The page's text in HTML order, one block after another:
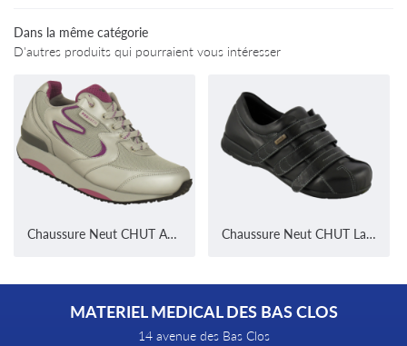
Avis
Contact
INSCRIPTION
Dans la même catégorie
D'autres produits qui pourraient vous intéresser
Chaussure Neut CHUT Activity Femme Chaussure Neut CHUT Label
MATERIEL MEDICAL DES BAS CLOS
14 avenue des Bas Clos